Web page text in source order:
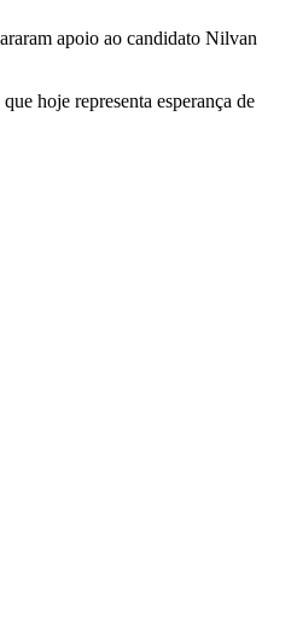
apoio ao candidato Nilvan
hoje representa esperança de